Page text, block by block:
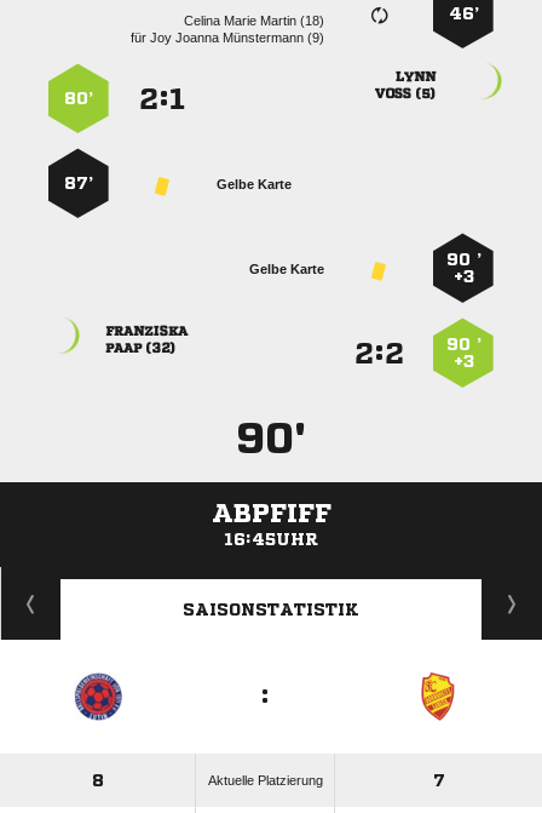
46’
   
für   

 
:
80’
Gelbe Karte
87’
90 ’
+3
Gelbe Karte
90 ’
+3
:

 
90'
ABPFIFF
16:45UHR
ANZEIGE
SAISONSTATISTIK
:
8 Aktuelle Platzierung 7